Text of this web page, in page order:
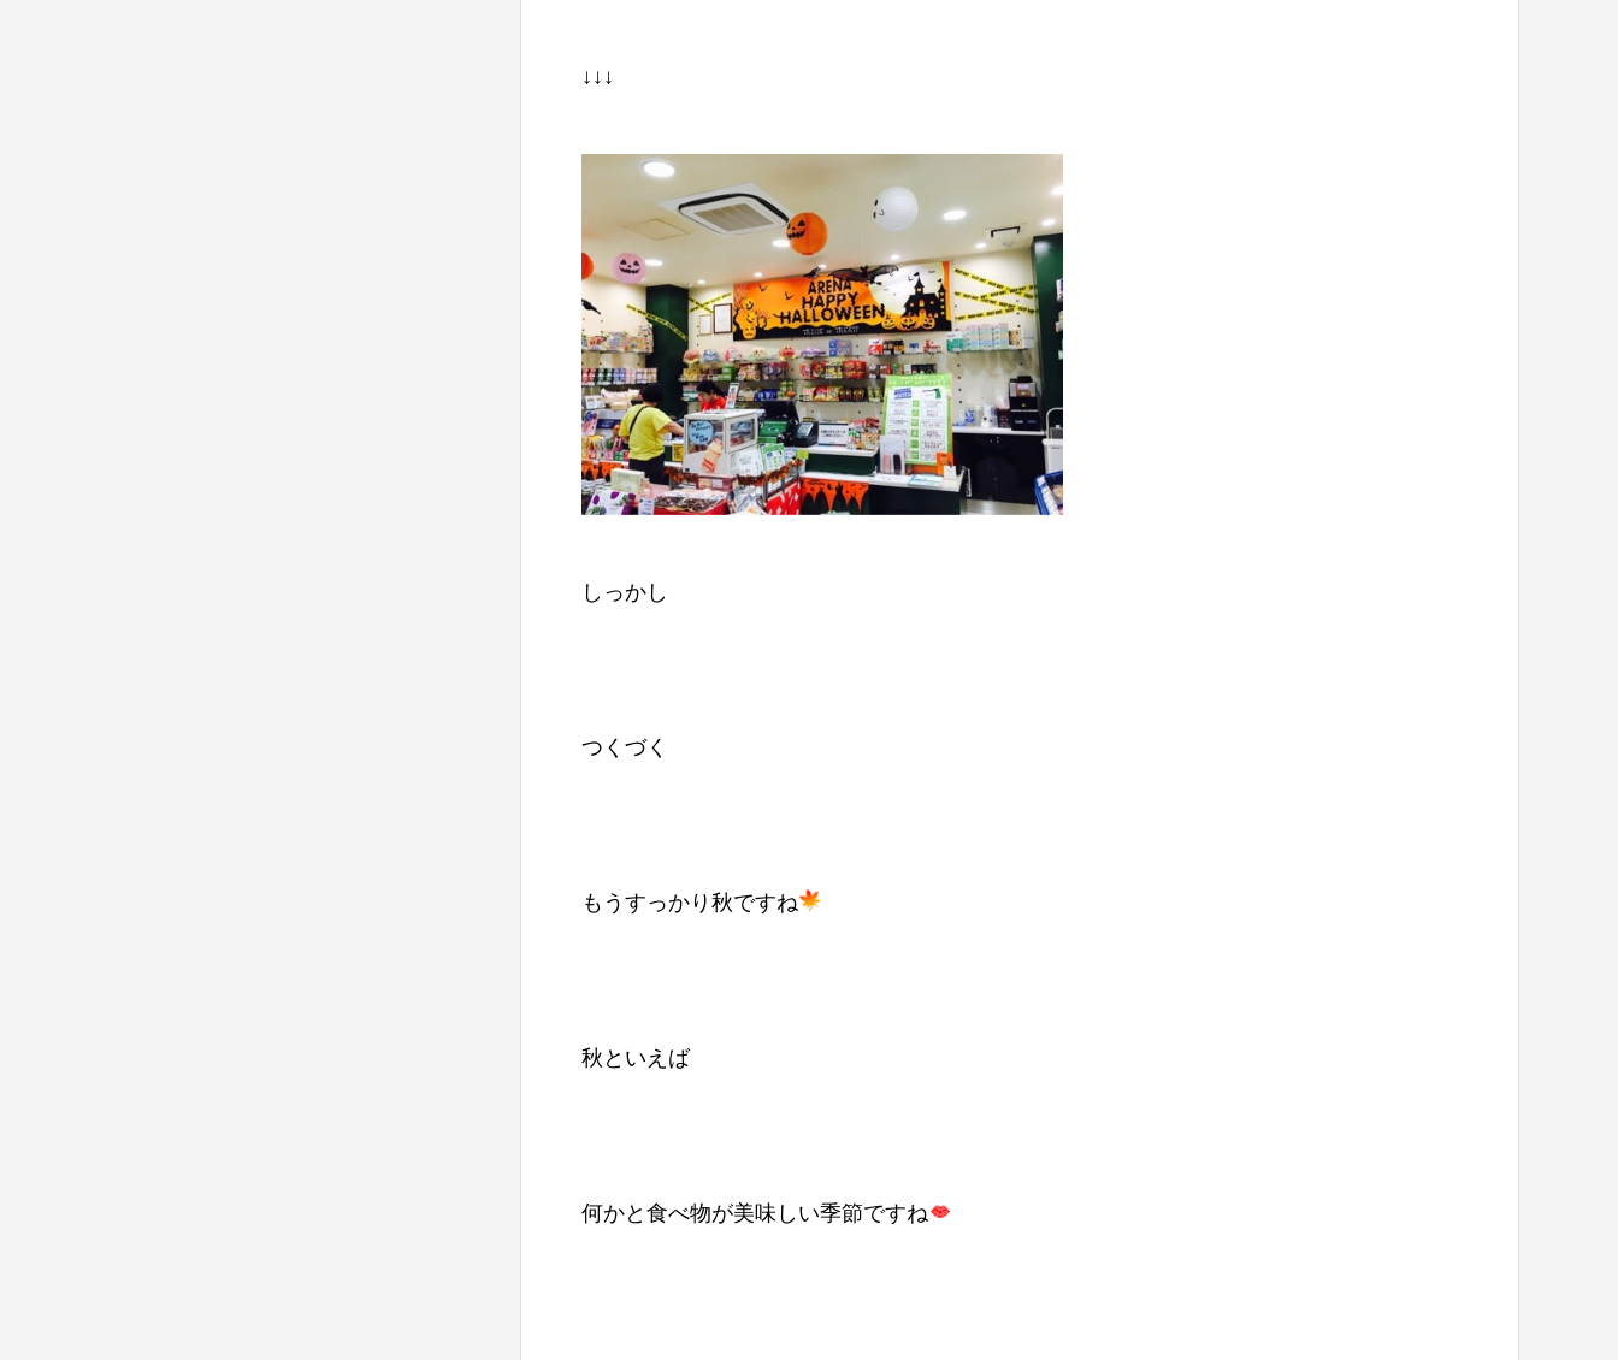
↓↓↓
しっかし
つくづく
もうすっかり秋ですね
秋といえば
何かと食べ物が美味しい季節ですね